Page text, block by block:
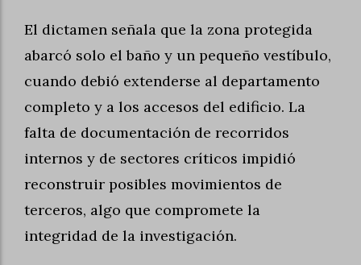
El dictamen señala que la zona protegida
abarcó solo el baño y un pequeño vestíbulo,
cuando debió extenderse al departamento
completo y a los accesos del edificio. La
falta de documentación de recorridos
internos y de sectores críticos impidió
reconstruir posibles movimientos de
terceros, algo que compromete la
integridad de la investigación.